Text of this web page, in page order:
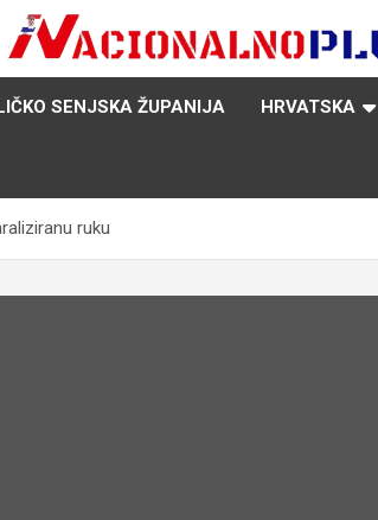
NacionalnoPlus.hr
Nacija želi znati više
SENJSKA ŽUPANIJA HRVATSKA
ruku